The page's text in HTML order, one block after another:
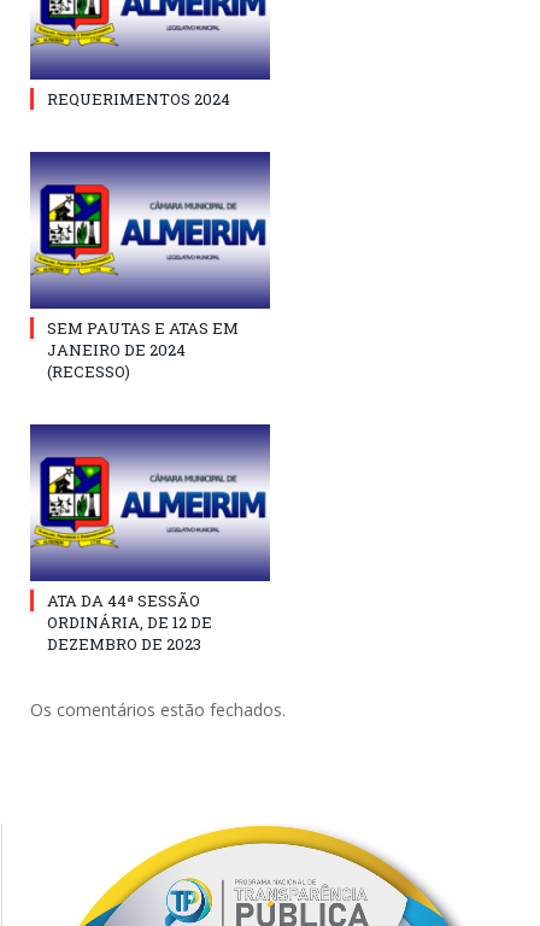
REQUERIMENTOS 2024
SEM PAUTAS E ATAS EM
JANEIRO DE 2024
(RECESSO)
ATA DA 44ª SESSÃO
ORDINÁRIA, DE 12 DE
DEZEMBRO DE 2023
Os comentários estão fechados.